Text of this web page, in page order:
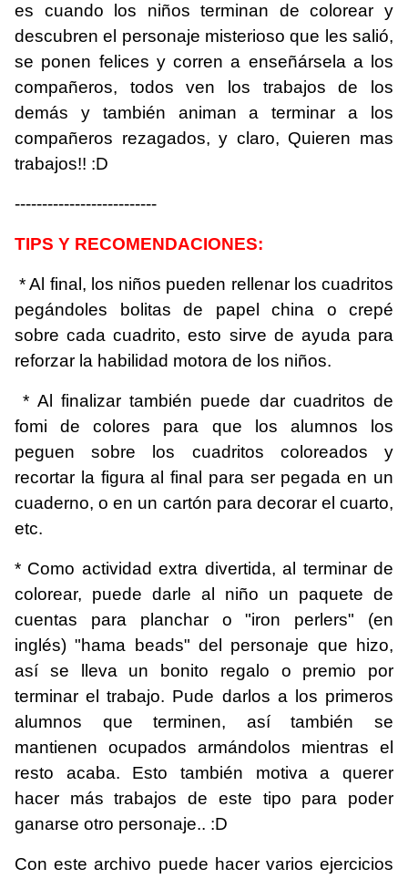
es cuando los niños terminan de colorear y
descubren el personaje misterioso que les salió,
se ponen felices y corren a enseñársela a los
compañeros, todos ven los trabajos de los
demás y también animan a terminar a los
compañeros rezagados, y claro, Quieren mas
trabajos!! :D
--------------------------
TIPS Y RECOMENDACIONES:
* Al final, los niños pueden rellenar los cuadritos
pegándoles bolitas de papel china o crepé
sobre cada cuadrito, esto sirve de ayuda para
reforzar la habilidad motora de los niños.
* Al finalizar también puede dar cuadritos de
fomi de colores para que los alumnos los
peguen sobre los cuadritos coloreados y
recortar la figura al final para ser pegada en un
cuaderno, o en un cartón para decorar el cuarto,
etc.
* Como actividad extra divertida, al terminar de
colorear, puede darle al niño un paquete de
cuentas para planchar o "iron perlers" (en
inglés) "hama beads" del personaje que hizo,
así se lleva un bonito regalo o premio por
terminar el trabajo. Pude darlos a los primeros
alumnos que terminen, así también se
mantienen ocupados armándolos mientras el
resto acaba. Esto también motiva a querer
hacer más trabajos de este tipo para poder
ganarse otro personaje.. :D
Con este archivo puede hacer varios ejercicios